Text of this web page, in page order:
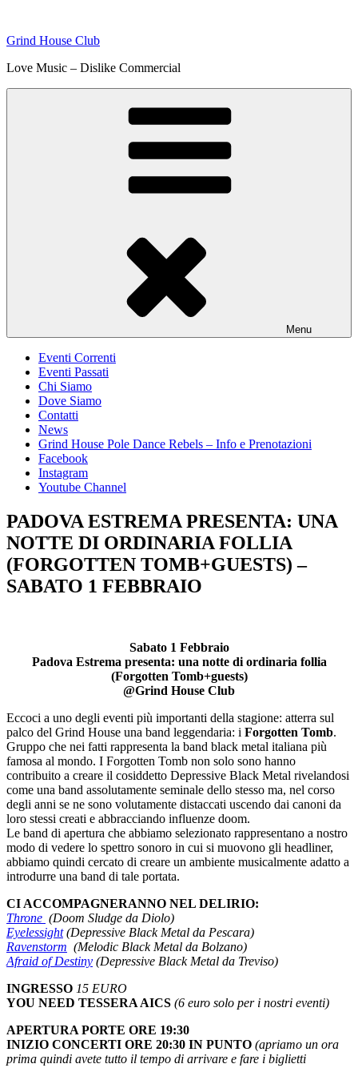
content
Grind House Club
Love Music – Dislike Commercial
Menu
Eventi Correnti
Eventi Passati
Chi Siamo
Dove Siamo
Contatti
News
Grind House Pole Dance Rebels – Info e Prenotazioni
Facebook
Instagram
Youtube Channel
PADOVA ESTREMA PRESENTA: UNA
NOTTE DI ORDINARIA FOLLIA
(FORGOTTEN TOMB+GUESTS) –
SABATO 1 FEBBRAIO
Sabato 1 Febbraio
Padova Estrema presenta: una notte di ordinaria follia
(Forgotten Tomb+guests)
@Grind House Club
Eccoci a uno degli eventi più importanti della stagione: atterra sul
palco del Grind House una band leggendaria: i Forgotten Tomb.
Gruppo che nei fatti rappresenta la band black metal italiana più
famosa al mondo. I Forgotten Tomb non solo sono hanno
contribuito a creare il cosiddetto Depressive Black Metal rivelandosi
come una band assolutamente seminale dello stesso ma, nel corso
degli anni se ne sono volutamente distaccati uscendo dai canoni da
loro stessi creati e abbracciando influenze doom.
Le band di apertura che abbiamo selezionato rappresentano a nostro
modo di vedere lo spettro sonoro in cui si muovono gli headliner,
abbiamo quindi cercato di creare un ambiente musicalmente adatto a
introdurre una band di tale portata.
CI ACCOMPAGNERANNO NEL DELIRIO:
Throne (Doom Sludge da Diolo)
Eyelessight(Depressive Black Metal da Pescara)
Ravenstorm (Melodic Black Metal da Bolzano)
Afraid of Destiny (Depressive Black Metal da Treviso)
INGRESSO 15 EURO
YOU NEED TESSERA AICS (6 euro solo per i nostri eventi)
APERTURA PORTE ORE 19:30
INIZIO CONCERTI ORE 20:30 IN PUNTO (apriamo un ora
prima quindi avete tutto il tempo di arrivare e fare i biglietti